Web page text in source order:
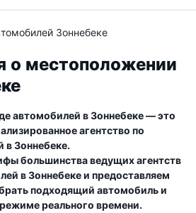
Зоннебеке
о местоположении
автомобилей вЗоннебеке— это
агентство по
вЗоннебеке.
большинства ведущих агентств
вЗоннебекеи предоставляем
подходящий автомобиль и
реального времени.